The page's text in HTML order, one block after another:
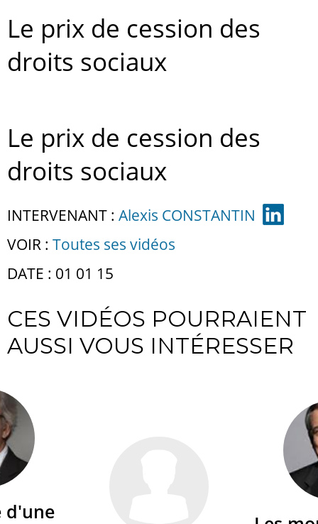
Le prix de cession des
droits sociaux
Le prix de cession des
droits sociaux
INTERVENANT : Alexis CONSTANTIN
VOIR : Toutes ses vidéos
DATE : 01 01 15
CES VIDÉOS POURRAIENT
AUSSI VOUS INTÉRESSER
d'une